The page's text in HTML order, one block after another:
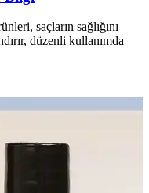
saçların sağlığını
düzenli kullanımda